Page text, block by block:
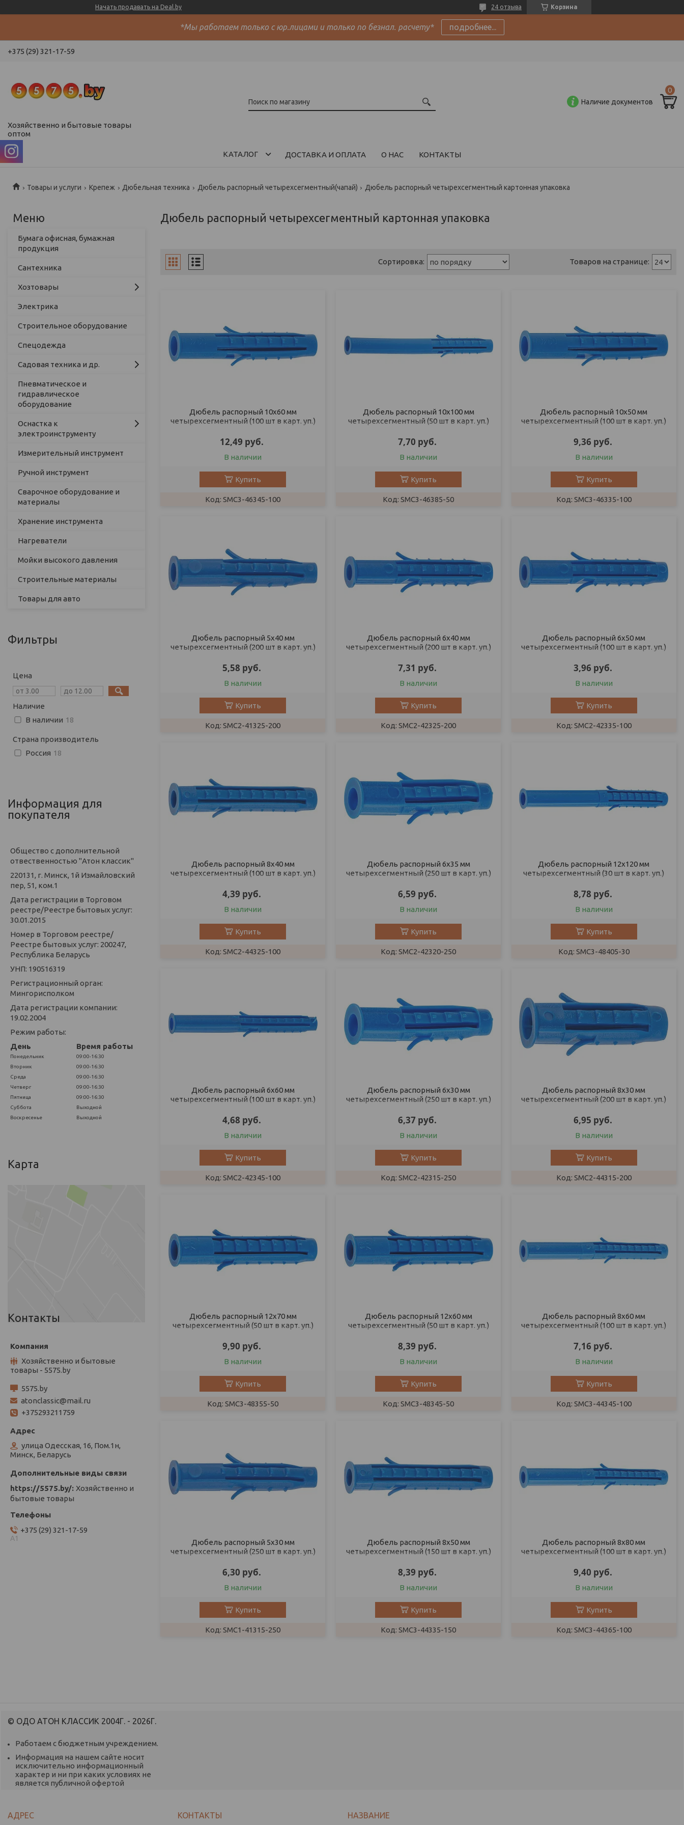
Начать продавать на Deal.by Корзина
24 отзыва
*Мы работаем только с юр.лицами и только по безнал. расчету* подробнее...
+375 (29) 321-17-59
Хозяйственно и бытовые товары
оптом
Наличие документов
КАТАЛОГ ДОСТАВКА И ОПЛАТА О НАС КОНТАКТЫ
Товары и услуги Крепеж Дюбельная техника Дюбель распорный четырехсегментный(чапай) Дюбель распорный четырехсегментный картонная упаковка
Дюбель распорный четырехсегментный картонная упаковка
Дюбель распорный 10х60 мм
четырехсегментный (100 шт в карт. уп.)
12,49 руб.
В наличии
Купить
SMC3-46345-100
Дюбель распорный 10х100 мм
четырехсегментный (50 шт в карт. уп.)
7,70 руб.
В наличии
Купить
SMC3-46385-50
Дюбель распорный 10х50 мм
четырехсегментный (100 шт в карт. уп.)
9,36 руб.
В наличии
Купить
SMC3-46335-100
Дюбель распорный 5х40 мм
четырехсегментный (200 шт в карт. уп.)
5,58 руб.
В наличии
Купить
SMC2-41325-200
Дюбель распорный 6х40 мм
четырехсегментный (200 шт в карт. уп.)
7,31 руб.
В наличии
Купить
SMC2-42325-200
Дюбель распорный 6х50 мм
четырехсегментный (100 шт в карт. уп.)
3,96 руб.
В наличии
Купить
SMC2-42335-100
Дюбель распорный 8х40 мм
четырехсегментный (100 шт в карт. уп.)
4,39 руб.
В наличии
Купить
SMC2-44325-100
Дюбель распорный 6х35 мм
четырехсегментный (250 шт в карт. уп.)
6,59 руб.
В наличии
Купить
SMC2-42320-250
Дюбель распорный 12х120 мм
четырехсегментный (30 шт в карт. уп.)
8,78 руб.
В наличии
Купить
SMC3-48405-30
Дюбель распорный 6х60 мм
четырехсегментный (100 шт в карт. уп.)
4,68 руб.
В наличии
Купить
SMC2-42345-100
Дюбель распорный 6х30 мм
четырехсегментный (250 шт в карт. уп.)
6,37 руб.
В наличии
Купить
SMC2-42315-250
Дюбель распорный 8х30 мм
четырехсегментный (200 шт в карт. уп.)
6,95 руб.
В наличии
Купить
SMC2-44315-200
Дюбель распорный 12х70 мм
четырехсегментный (50 шт в карт. уп.)
9,90 руб.
В наличии
Купить
SMC3-48355-50
Дюбель распорный 12х60 мм
четырехсегментный (50 шт в карт. уп.)
8,39 руб.
В наличии
Купить
SMC3-48345-50
Дюбель распорный 8х60 мм
четырехсегментный (100 шт в карт. уп.)
7,16 руб.
В наличии
Купить
SMC3-44345-100
Дюбель распорный 5х30 мм
четырехсегментный (250 шт в карт. уп.)
6,30 руб.
В наличии
Купить
SMC1-41315-250
Дюбель распорный 8х50 мм
четырехсегментный (150 шт в карт. уп.)
8,39 руб.
В наличии
Купить
SMC3-44335-150
Дюбель распорный 8х80 мм
четырехсегментный (100 шт в карт. уп.)
9,40 руб.
В наличии
Купить
SMC3-44365-100
Бумага офисная, бумажная
продукция
Сантехника
Хозтовары
Электрика
Строительное оборудование
Спецодежда
Садовая техника и др.
Пневматическое и
гидравлическое
оборудование
Оснастка к
электроинструменту
Измерительный инструмент
Ручной инструмент
Сварочное оборудование и
материалы
Хранение инструмента
Нагреватели
Мойки высокого давления
Строительные материалы
Товары для авто
Фильтры
Цена
Наличие
В наличии 18
Страна производитель
Россия 18
Информация для
покупателя
Общество с дополнительной
отвественностью "Атон классик"
220131, г. Минск, 1й Измайловский
пер, 51, ком.1
Дата регистрации в Торговом
реестре/Реестре бытовых услуг:
30.01.2015
Номер в Торговом реестре/
Реестре бытовых услуг: 200247,
Республика Беларусь
УНП: 190516319
Регистрационный орган:
Мингорисполком
Дата регистрации компании:
19.02.2004
Режим работы:
День
Время работы
Понедельник
09:00-16:30
Вторник
09:00-16:30
Среда
09:00-16:30
Четверг
09:00-16:30
Пятница
09:00-16:30
Суббота
Выходной
Воскресенье
Выходной
Карта
Контакты
Хозяйственно и бытовые
товары - 5575.by
5575.by
atonclassic@mail.ru
+375293211759
улица Одесская, 16, Пом.1н,
Минск, Беларусь
https://5575.by/ Хозяйственно и
бытовые товары
+375 (29) 321-17-59
А1
© ОДО АТОН КЛАССИК 2004Г. - 2026Г.
Работаем с бюджетным учреждением.
Информация на нашем сайте носит
исключительно информационный
характер и ни при каких условиях не
является публичной офертой